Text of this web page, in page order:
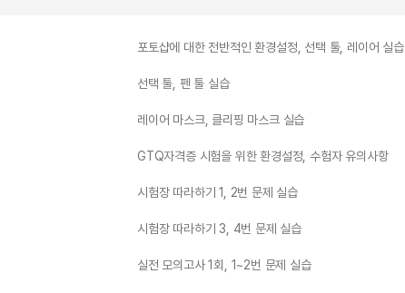
포토샵에 대한 전반적인 환경설정, 선택 툴, 레이어 실습
선택 툴, 펜 툴 실습
레이어 마스크, 클리핑 마스크 실습
GTQ자격증 시험을 위한 환경설정, 수험자 유의사항
시험장 따라하기 1, 2번 문제 실습
시험장 따라하기 3, 4번 문제 실습
실전 모의고사 1회, 1~2번 문제 실습